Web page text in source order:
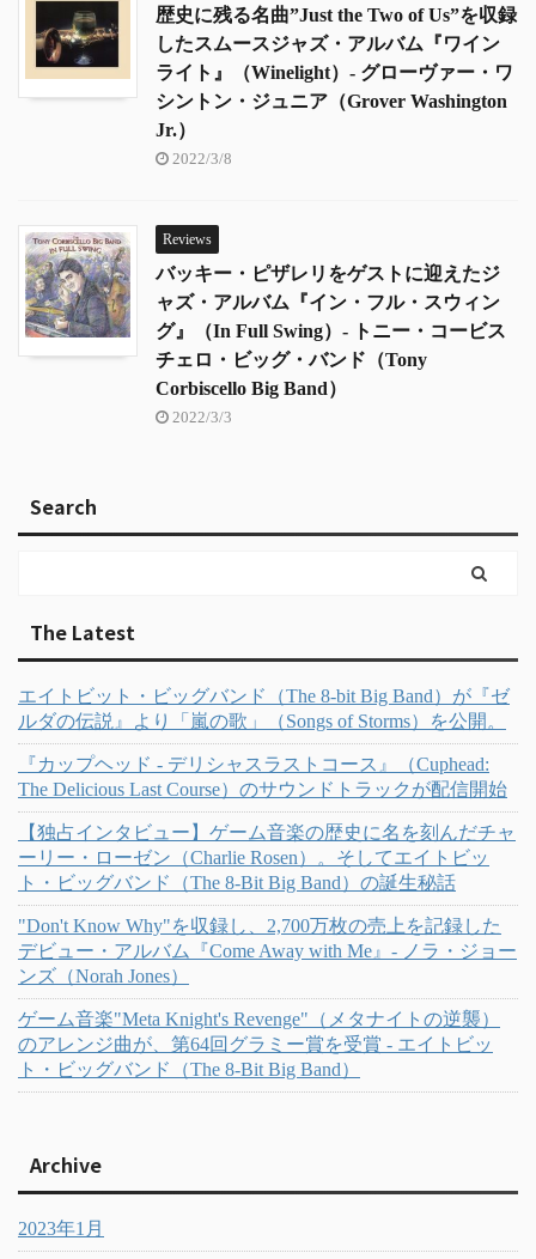
歴史に残る名曲”Just the Two of Us”を収録
したスムースジャズ・アルバム『ワイン
ライト』（Winelight）- グローヴァー・ワ
シントン・ジュニア（Grover Washington
Jr.）
2022/3/8
Reviews
バッキー・ピザレリをゲストに迎えたジ
ャズ・アルバム『イン・フル・スウィン
グ』（In Full Swing）- トニー・コービス
チェロ・ビッグ・バンド（Tony
Corbiscello Big Band）
2022/3/3
Search
The Latest
エイトビット・ビッグバンド（The 8-bit Big Band）が『ゼ
ルダの伝説』より「嵐の歌」（Songs of Storms）を公開。
『カップヘッド - デリシャスラストコース』（Cuphead:
The Delicious Last Course）のサウンドトラックが配信開始
【独占インタビュー】ゲーム音楽の歴史に名を刻んだチャ
ーリー・ローゼン（Charlie Rosen）。そしてエイトビッ
ト・ビッグバンド（The 8-Bit Big Band）の誕生秘話
"Don't Know Why"を収録し、2,700万枚の売上を記録した
デビュー・アルバム『Come Away with Me』- ノラ・ジョー
ンズ（Norah Jones）
ゲーム音楽"Meta Knight's Revenge"（メタナイトの逆襲）
のアレンジ曲が、第64回グラミー賞を受賞 - エイトビッ
ト・ビッグバンド（The 8-Bit Big Band）
Archive
2023年1月